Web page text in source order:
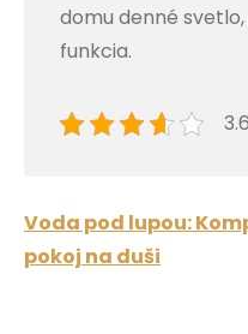
domu denné
funkcia.
Post
navigation
Voda pod lupou:
pokoj na duši